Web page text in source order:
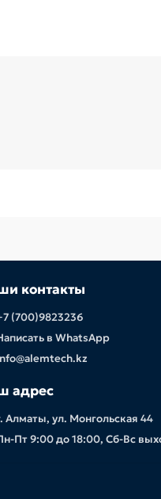
контакты
(700)9823236
в WhatsApp
адрес
Алматы, ул. Монгольская 44
Пт 9:00 до 18:00, Сб-Вс